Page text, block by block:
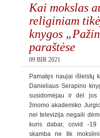
Kai mokslas
religiniam
knygos
paraštėse
09 BIR 2021
Pamatęs naujai išleistų
Danieliaus Serapino
susidomėjau ir dėl jos
žinomo akademiko
nei televizija negaili
kuris dabar, covid -19
skamba ne tik